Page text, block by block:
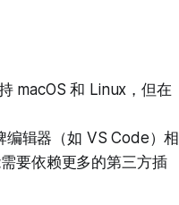
macOS 和 Linux，但在
编辑器（如 VS Code）相
要依赖更多的第三方插